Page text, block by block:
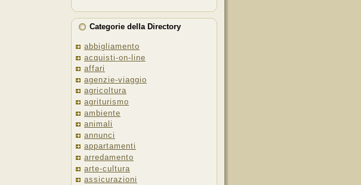
Categorie della Directory
abbigliamento
acquisti-on-line
affari
agenzie-viaggio
agricoltura
agriturismo
ambiente
animali
annunci
appartamenti
arredamento
arte-cultura
assicurazioni